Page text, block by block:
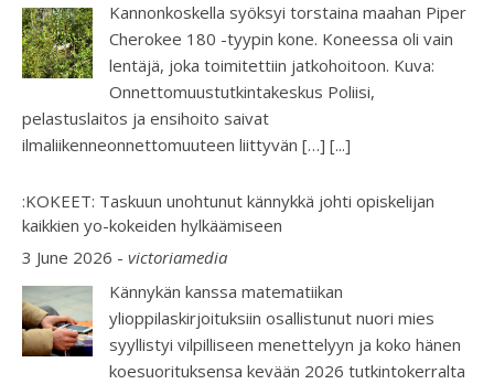
Kannonkoskella syöksyi torstaina maahan Piper
Cherokee 180 -tyypin kone. Koneessa oli vain
lentäjä, joka toimitettiin jatkohoitoon. Kuva:
Onnettomuustutkintakeskus Poliisi,
pelastuslaitos ja ensihoito saivat
ilmaliikenneonnettomuuteen liittyvän […] [...]
:KOKEET: Taskuun unohtunut kännykkä johti opiskelijan
kaikkien yo-kokeiden hylkäämiseen
3 June 2026 - victoriamedia
Kännykän kanssa matematiikan
ylioppilaskirjoituksiin osallistunut nuori mies
syyllistyi vilpilliseen menettelyyn ja koko hänen
koesuorituksensa kevään 2026 tutkintokerralta